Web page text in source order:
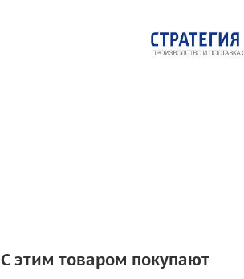
С этим товаром покупают